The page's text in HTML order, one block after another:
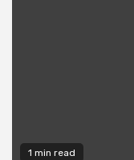
1 min read